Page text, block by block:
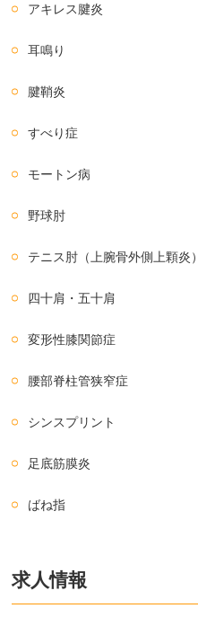
アキレス腱炎
耳鳴り
腱鞘炎
すべり症
モートン病
野球肘
テニス肘（上腕骨外側上顆炎）
四十肩・五十肩
変形性膝関節症
腰部脊柱管狭窄症
シンスプリント
足底筋膜炎
ばね指
求人情報